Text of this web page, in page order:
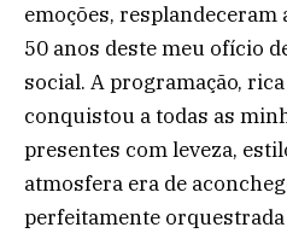
emoções, resplandeceram
50 anos deste meu ofício
social. A programação,
conquistou a todas as
presentes com leveza,
atmosfera era de
perfeitamente